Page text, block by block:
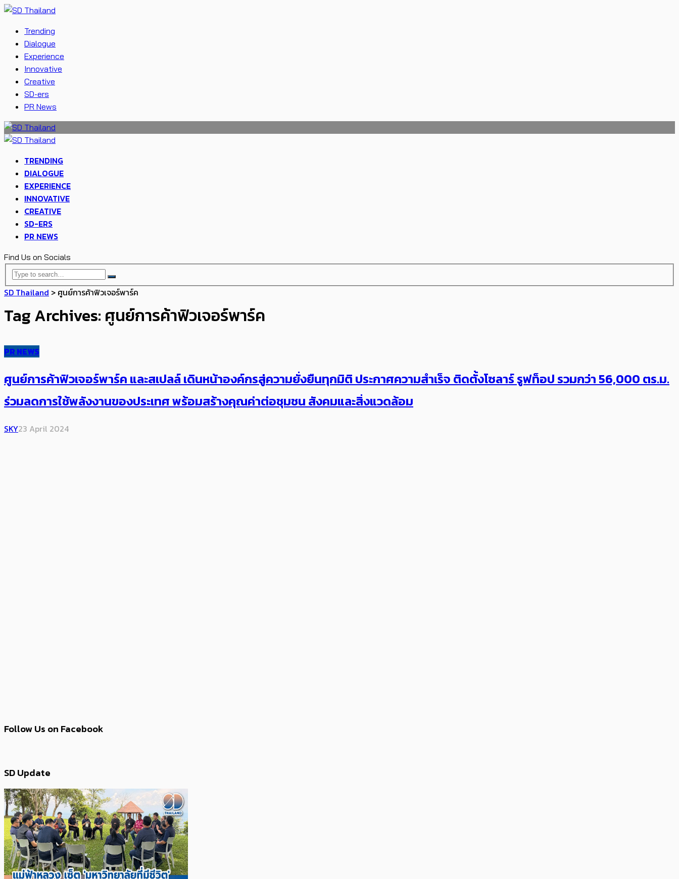
Trending
Dialogue
Experience
Innovative
Creative
SD-ers
PR News
TRENDING
DIALOGUE
EXPERIENCE
INNOVATIVE
CREATIVE
SD-ERS
PR NEWS
Find Us on Socials
SD Thailand > ศูนย์การค้าฟิวเจอร์พาร์ค
Tag Archives: ศูนย์การค้าฟิวเจอร์พาร์ค
PR NEWS
ศูนย์การค้าฟิวเจอร์พาร์ค และสเปลล์ เดินหน้าองค์กรสู่ความยั่งยืนทุกมิติ ประกาศความสำเร็จ ติดตั้งโซลาร์ รูฟท็อป รวมกว่า 56,000 ตร.ม.
ร่วมลดการใช้พลังงานของประเทศ พร้อมสร้างคุณค่าต่อชุมชน สังคมและสิ่งแวดล้อม
SKY23 April 2024
Follow Us on Facebook
SD Update